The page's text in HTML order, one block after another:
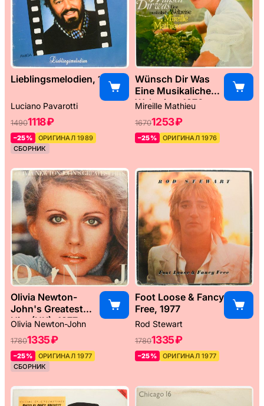
Lieblingsmelodien, 1989
Luciano Pavarotti
14901118 ₽
–25%
ОРИГИНАЛ 1989
СБОРНИК
Wünsch Dir Was
Eine Musikaliche
Weltreise, 1976
Mireille Mathieu
16701253 ₽
–25% ОРИГИНАЛ 1976
Olivia Newton-
John's Greatest
Hits (UK), 1977
Olivia Newton-John
17801335 ₽
–25%
ОРИГИНАЛ 1977
СБОРНИК
Foot Loose & Fancy
Free, 1977
Rod Stewart
17801335 ₽
–25% ОРИГИНАЛ 1977